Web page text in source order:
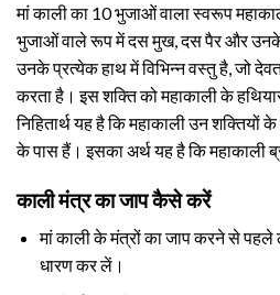
मां काली का 10 भुजाओं वाला स्वरूप
भुजाओं वाले रूप में दस मुख, दस पैर और
उनके प्रत्येक हाथ में विभिन्न वस्तु है, जो
करता है। इस शक्ति को महाकाली के
निहितार्थ यह है कि महाकाली उन शक्तियों
के पास हैं। इसका अर्थ यह है कि महाकाली
काली मंत्र का जाप कैसे करें
मां काली के मंत्रों का जाप करने से
धारण कर लें।